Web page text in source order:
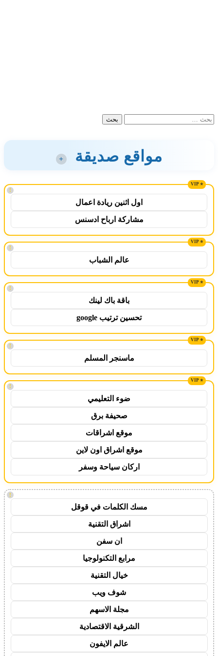
البحث
مواقع صديقة +
!
اول اثنين ريادة اعمال
مشاركة ارباح ادسنس
!
عالم الشباب
!
باقة باك لينك
تحسين ترتيب google
!
ماسنجر المسلم
!
ضوء التعليمي
صحيفة برق
موقع اشراقات
موقع اشراق اون لاين
اركان سياحة وسفر
!
مسك الكلمات في قوقل
اشراق التقنية
ان سفن
مرابع التكنولوجيا
خيال التقنية
شوف ويب
مجلة الاسهم
الشرقية الاقتصادية
عالم الايفون